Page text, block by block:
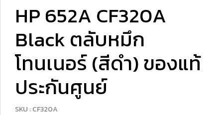
HP 652A CF320A
Black ตลับหมึก
โทนเนอร์ (สีดำ) ของแท้
ประกันศูนย์
SKU : CF320A